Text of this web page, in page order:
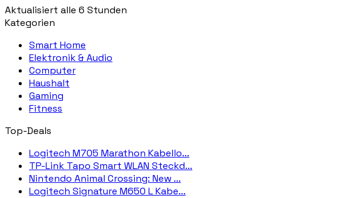
Aktualisiert alle 6 Stunden
Kategorien
Smart Home
Elektronik & Audio
Computer
Haushalt
Gaming
Fitness
Top-Deals
Logitech M705 Marathon Kabello...
TP-Link Tapo Smart WLAN Steckd...
Nintendo Animal Crossing: New ...
Logitech Signature M650 L Kabe...